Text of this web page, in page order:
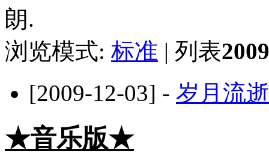
朗.
浏览模式: 标准 | 列表
[2009-12-03] - 岁月流逝
★音乐版★